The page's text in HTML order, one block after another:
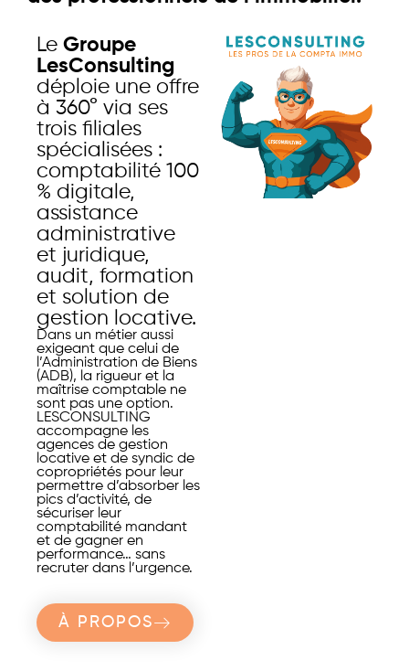
Le Groupe
LesConsulting
déploie une offre
à 360° via ses
trois filiales
spécialisées :
comptabilité 100
% digitale,
assistance
administrative
et juridique,
audit, formation
et solution de
gestion locative.
Dans un métier aussi
exigeant que celui de
l’Administration de Biens
(ADB), la rigueur et la
maîtrise comptable ne
sont pas une option.
LESCONSULTING
accompagne les
agences de gestion
locative et de syndic de
copropriétés pour leur
permettre d’absorber les
pics d’activité, de
sécuriser leur
comptabilité mandant
et de gagner en
performance… sans
recruter dans l’urgence.
À PROPOS